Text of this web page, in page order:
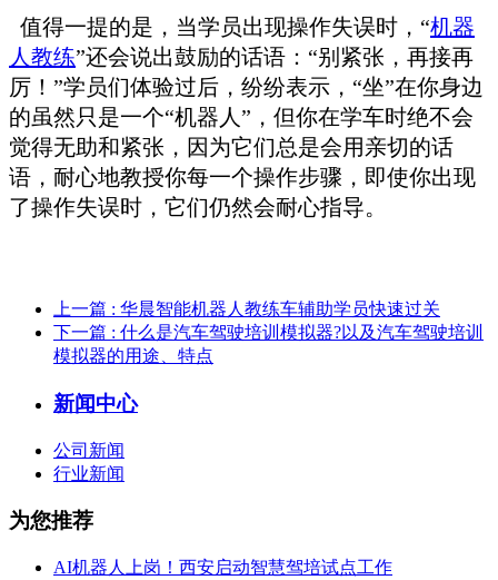
值得一提的是，当学员出现操作失误时，“机器
人教练”还会说出鼓励的话语：“别紧张，再接再
厉！”学员们体验过后，纷纷表示，“坐”在你身边
的虽然只是一个“机器人”，但你在学车时绝不会
觉得无助和紧张，因为它们总是会用亲切的话
语，耐心地教授你每一个操作步骤，即使你出现
了操作失误时，它们仍然会耐心指导。
上一篇 : 华晨智能机器人教练车辅助学员快速过关
下一篇 : 什么是汽车驾驶培训模拟器?以及汽车驾驶培训
模拟器的用途、特点
新闻中心
公司新闻
行业新闻
为您推荐
AI机器人上岗！西安启动智慧驾培试点工作